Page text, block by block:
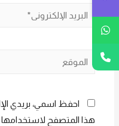
البريد
الموقع
احفظ اسمي، بريدي
هذا المتصفح لاستخدامها